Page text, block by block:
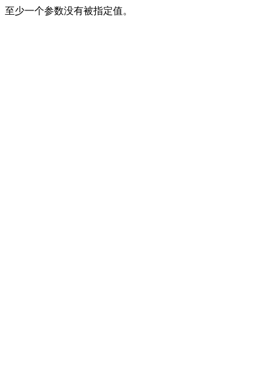
至少一个参数没有被指定值。